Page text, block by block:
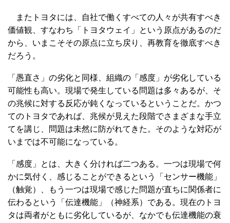
またトヨタには、自社で働くすべての人々が共有すべき
価値観、すなわち「トヨタウェイ」という原点があるのだ
から、いまこそその原点に立ち戻り、再教育を徹底すべき
だろう。
「愚直さ」の劣化と同様、組織の「感度」が劣化している
可能性も高い。現場で発生している問題は多々あるが、そ
の兆候に対する反応が鈍くなっているということだ。かつ
てのトヨタであれば、兆候が見えた段階でさまざまな手立
てを講じ、問題は未然に防がれてきた。そのような対応が
いまでは不可能になっている。
「感度」とは、大きく分ければ二つある。一つは現場で何
かに気付く、感じることができるという「センサー機能」
（触覚）、もう一つは現場で感じた問題が直ちに関係者に
伝わるという「伝達機能」（神経系）である。現在のトヨ
タは両者がともに劣化しているが、なかでも伝達機能の衰